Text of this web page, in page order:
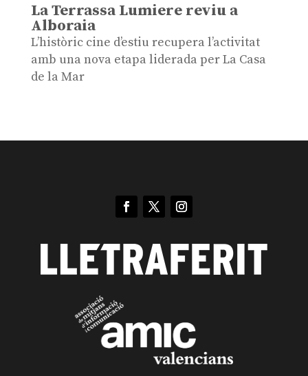
La Terrassa Lumiere reviu a
Alboraia
L’històric cine d’estiu recupera l’activitat
amb una nova etapa liderada per La Casa
de la Mar